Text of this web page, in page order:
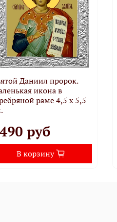
Даниил пророк.
икона в
раме 4,5 х 5,5
руб
В корзину